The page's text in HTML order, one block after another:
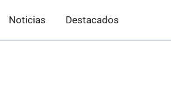
Noticias Destacados